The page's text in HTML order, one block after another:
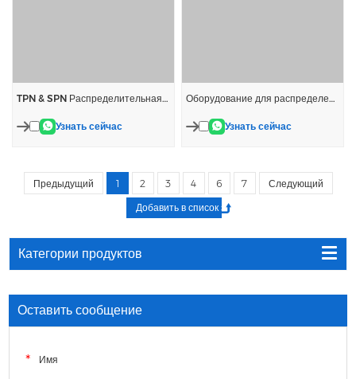
TPN & SPN Распределительная коробка
Узнать сейчас
Оборудование для распределения электроэнергии
Узнать сейчас
Предыдущий 1 2 3 4 6 7 Следующий
Категории продуктов
Оставить сообщение